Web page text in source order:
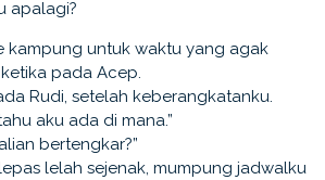
apalagi?
kampung untuk waktu yang agak
pada Acep.
Rudi, setelah keberangkatanku.
aku ada di mana.”
bertengkar?”
lelah sejenak, mumpung jadwalku